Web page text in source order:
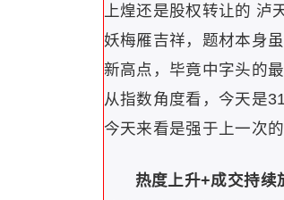
上煌还是股权转让的 泸
妖梅雁吉祥，题材本身
新高点，毕竟中字头的
从指数角度看，今天是
今天来看是强于上一次
热度上升+成交持续